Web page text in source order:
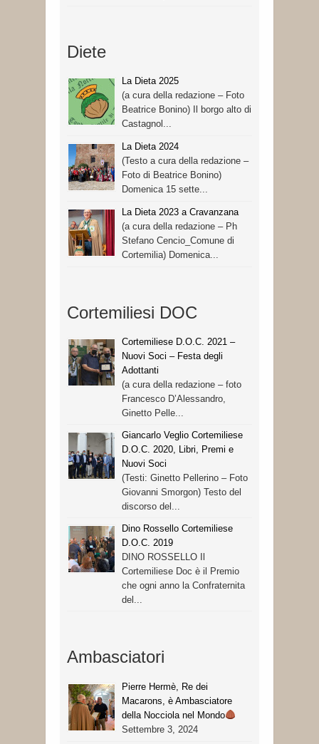
Diete
La Dieta 2025
(a cura della redazione – Foto
Beatrice Bonino) Il borgo alto di
Castagnol...
La Dieta 2024
(Testo a cura della redazione –
Foto di Beatrice Bonino)
Domenica 15 sette...
La Dieta 2023 a Cravanzana
(a cura della redazione – Ph
Stefano Cencio_Comune di
Cortemilia) Domenica...
Cortemiliesi DOC
Cortemiliese D.O.C. 2021 –
Nuovi Soci – Festa degli
Adottanti
(a cura della redazione – foto
Francesco D’Alessandro,
Ginetto Pelle...
Giancarlo Veglio Cortemiliese
D.O.C. 2020, Libri, Premi e
Nuovi Soci
(Testi: Ginetto Pellerino – Foto
Giovanni Smorgon) Testo del
discorso del...
Dino Rossello Cortemiliese
D.O.C. 2019
DINO ROSSELLO Il
Cortemiliese Doc è il Premio
che ogni anno la Confraternita
del...
Ambasciatori
Pierre Hermè, Re dei
Macarons, è Ambasciatore
della Nocciola nel Mondo
Settembre 3, 2024